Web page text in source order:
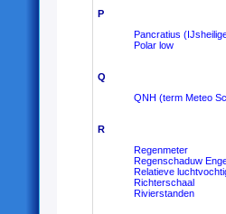
P
Pancratius
Polar low
Q
QNH (term Meteo
R
Regenmeter
Regenschaduw
Relatieve
Richterschaal
Rivierstanden